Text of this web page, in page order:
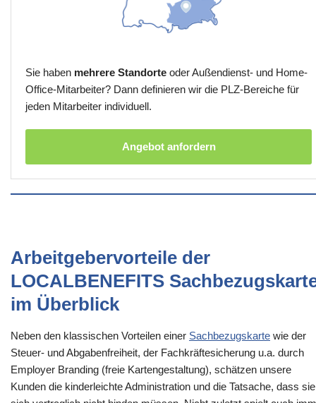
Sie haben mehrere Standorte oder Außendienst- und Home-
Office-Mitarbeiter? Dann definieren wir die PLZ-Bereiche für
jeden Mitarbeiter individuell.
Angebot anfordern
Arbeitgebervorteile der
LOCALBENEFITS
im Überblick
Neben den klassischen Vorteilen einer Sachbezugskarte wie der
Steuer- und Abgabenfreiheit, der Fachkräftesicherung u.a. durch
Employer Branding (freie Kartengestaltung), schätzen unsere
Kunden die kinderleichte Administration und die Tatsache, dass sie